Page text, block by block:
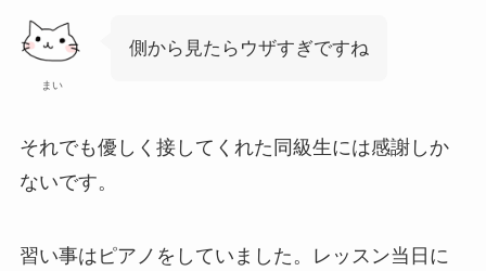
まい
側から見たらウザすぎですね
それでも優しく接してくれた同級生には感謝しか
ないです。
習い事はピアノをしていました。レッスン当日に